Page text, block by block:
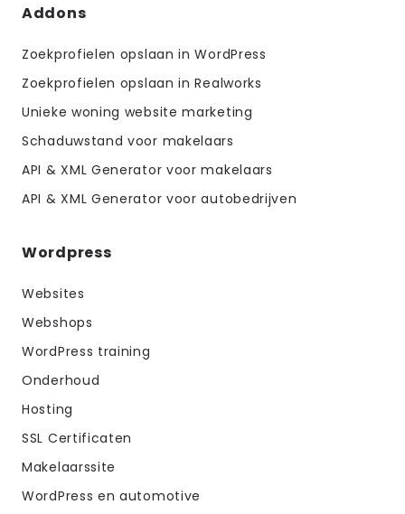
Addons
Zoekprofielen opslaan in WordPress
Zoekprofielen opslaan in Realworks
Unieke woning website marketing
Schaduwstand voor makelaars
API & XML Generator voor makelaars
API & XML Generator voor autobedrijven
Wordpress
Websites
Webshops
WordPress training
Onderhoud
Hosting
SSL Certificaten
Makelaarssite
WordPress en automotive